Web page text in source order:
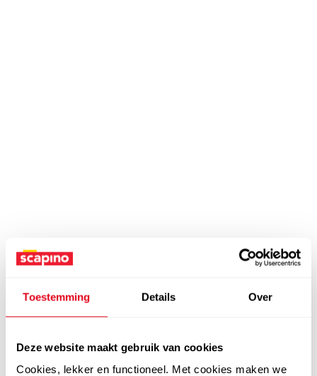
Toestemming Details Over
Deze website maakt gebruik van cookies
Cookies, lekker en functioneel. Met cookies maken we